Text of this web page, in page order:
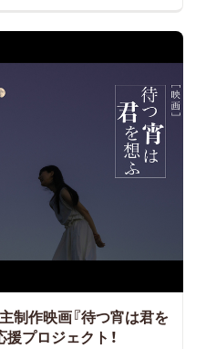
制作映画『待つ宵は君を
援プロジェクト！